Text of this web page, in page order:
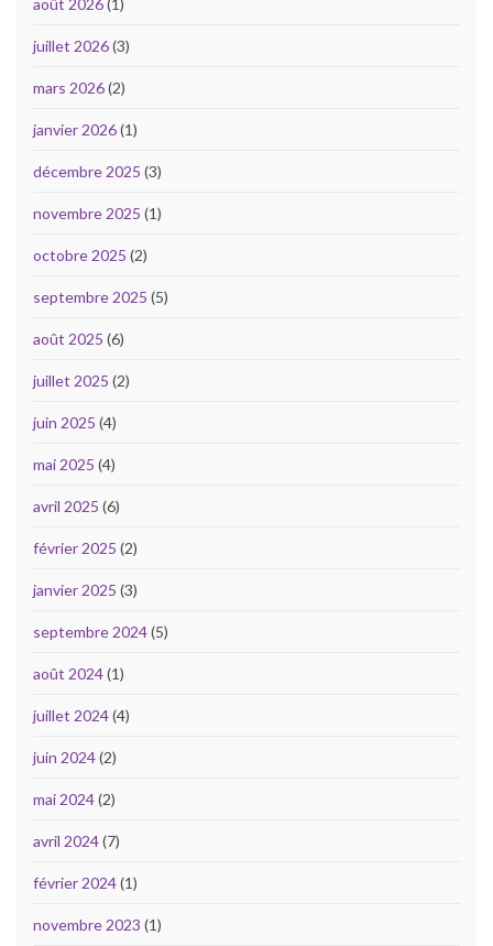
août 2026(1)
juillet 2026(3)
mars 2026(2)
janvier 2026(1)
décembre 2025 (3)
novembre 2025 (1)
octobre 2025 (2)
septembre 2025 (5)
août 2025 (6)
juillet 2025 (2)
juin 2025 (4)
mai 2025 (4)
avril 2025 (6)
février 2025 (2)
janvier 2025 (3)
septembre 2024(5)
août 2024(1)
juillet 2024(4)
juin 2024(2)
mai 2024(2)
avril 2024(7)
février 2024(1)
novembre 2023 (1)